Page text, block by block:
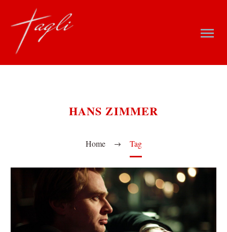
HANS ZIMMER
Home Tag